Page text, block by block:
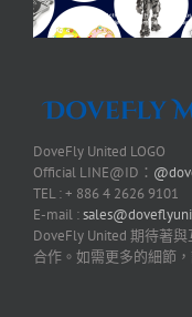
DoveFly United LOGO
Official LINE@ID：
TEL : + 886 4 2626 9101
E-mail :
DoveFly United 期待著
合作。如需更多的細節